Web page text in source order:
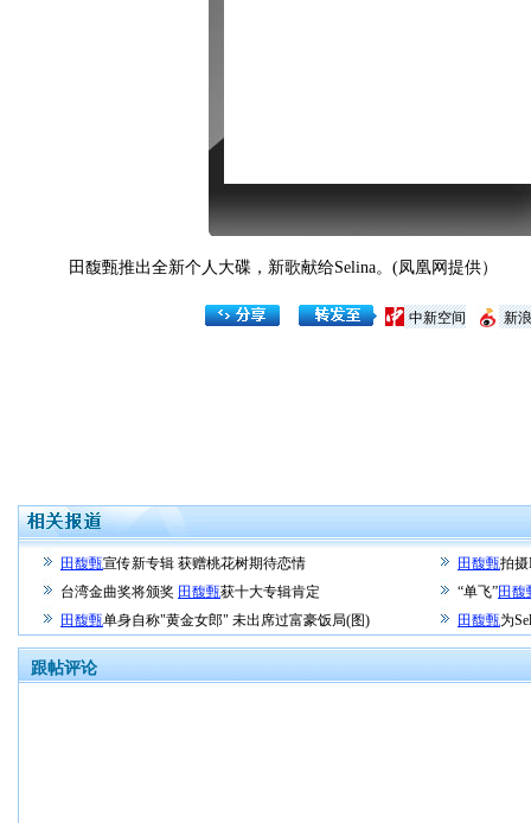
田馥甄推出全新个人大碟，新歌献给Selina。(凤凰网提供）
新
中新空间
田馥甄宣传新专辑 获赠桃花树期待恋情 田馥甄拍
台湾金曲奖将颁奖 田馥甄获十大专辑肯定 “单飞”田馥
田馥甄单身自称"黄金女郎" 未出席过富豪饭局(图) 田馥甄为
跟帖评论